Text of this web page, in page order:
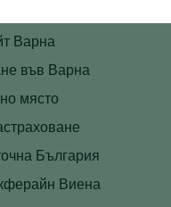
Варна
във Варна
място
България
Виена